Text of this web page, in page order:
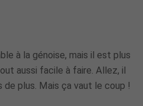
à la génoise, mais il est plus
aussi facile à faire. Allez, il
de plus. Mais ça vaut le coup !